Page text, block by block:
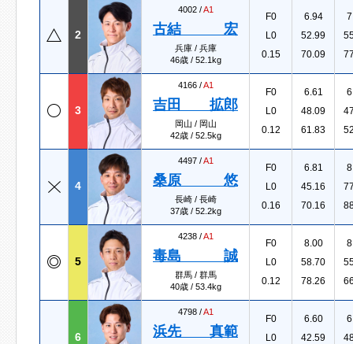
2
4002 /A1
古結 宏
兵庫 / 兵庫
46歳 / 52.1kg
F0
L0
0.15
6.94
52.99
70.09
3
4166 /A1
吉田 拡郎
岡山 / 岡山
42歳 / 52.5kg
F0
L0
0.12
6.61
48.09
61.83
4
4497 /A1
桑原 悠
長崎 / 長崎
37歳 / 52.2kg
F0
L0
0.16
6.81
45.16
70.16
5
4238 /A1
毒島 誠
群馬 / 群馬
40歳 / 53.4kg
F0
L0
0.12
8.00
58.70
78.26
6
4798 /A1
浜先 真範
F0
L0
6.60
42.59